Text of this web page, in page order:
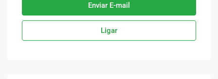
Enviar E-mail
Ligar